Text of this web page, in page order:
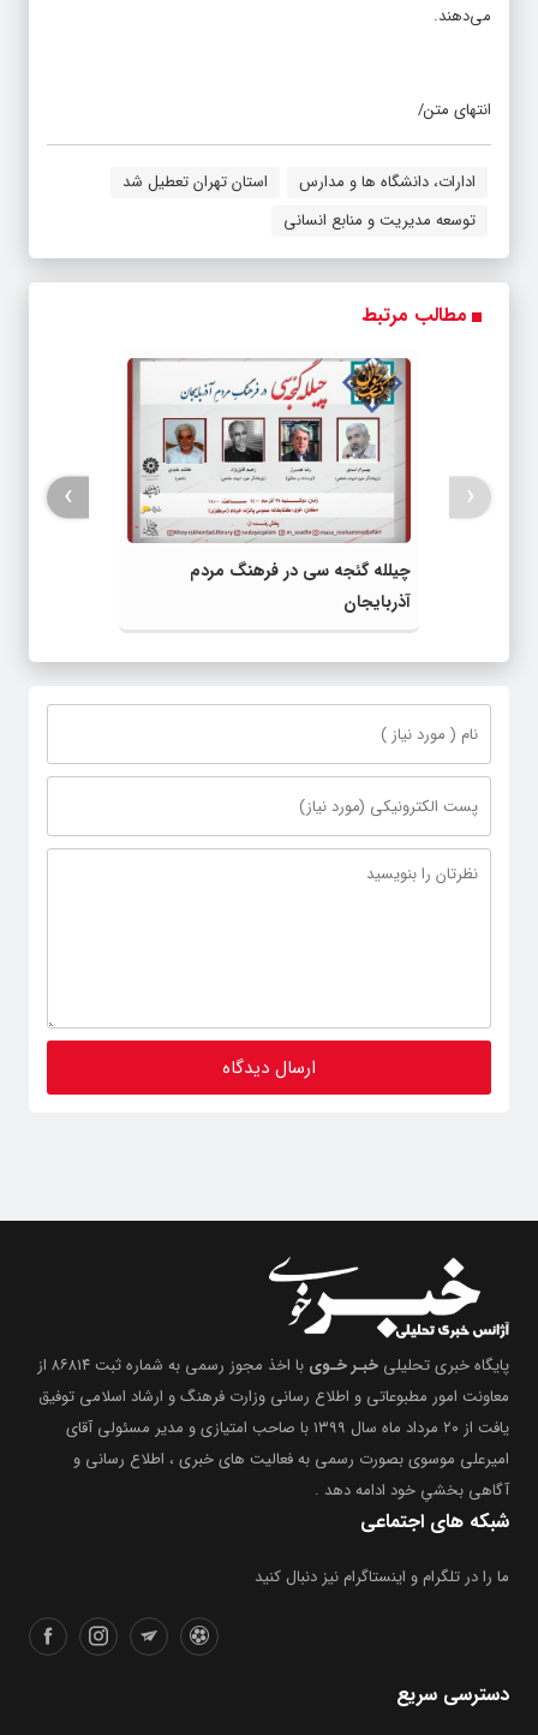
می‌دهند.
انتهای متن/
ادارات، دانشگاه ها و مدارس
استان تهران تعطیل شد
توسعه مدیریت و منابع انسانی
مطالب مرتبط
چیلله گئجه سی در فرهنگ مردم
آذربایجان
‹
›
پایگاه خبری تحلیلی خبـر خـوی
با اخذ مجوز رسمی به شماره ثبت ۸۶۸۱۴ از
معاونت امور مطبوعاتی و اطلاع رسانی وزارت فرهنگ و ارشاد اسلامی توفیق
یافت از ۲۰ مرداد ماه سال ۱۳۹۹ با صاحب امتیازی و مدیر مسئولی آقای
امیرعلی موسوی بصورت رسمی به فعالیت های خبری ، اطلاع رسانی و
آگاهی بخشیِ خود ادامه دهد .
شبکه های اجتماعی
ما را در تلگرام و اینستاگرام نیز دنبال کنید
دسترسی سریع